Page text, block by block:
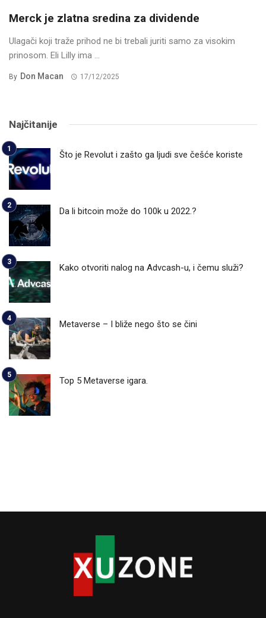
Merck je zlatna sredina za dividende
Ulagači koji traže prihod ne bi trebali juriti samo za visokim
prinosom. Eli Lilly ima ...
By Don Macan 17/12/2025
Najčitanije
Što je Revolut i zašto ga ljudi sve češće koriste
Da li bitcoin može do 100k u 2022.?
Kako otvoriti nalog na Advcash-u, i čemu služi?
Metaverse – I bliže nego što se čini
Top 5 Metaverse igara.